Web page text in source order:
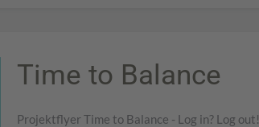
Time to Balance
Projektflyer Time to Balance - Log in? Log out!